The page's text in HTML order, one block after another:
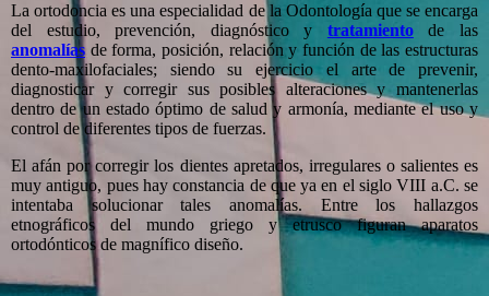
La ortodoncia es una especialidad de la Odontología que se encarga
del estudio, prevención, diagnóstico y tratamientode las
anomalías de forma, posición, relación y función de las estructuras
dento-maxilofaciales; siendo su ejercicio el arte de prevenir,
diagnosticar y corregir sus posibles alteraciones y mantenerlas
dentro de un estado óptimo de salud y armonía, mediante el uso y
control de diferentes tipos de fuerzas.
El afán por corregir los dientes apretados, irregulares o salientes es
muy antiguo, pues hay constancia de que ya en el siglo VIII a.C. se
intentaba solucionar tales anomalías. Entre los hallazgos
etnográficos del mundo griego y etrusco figuran aparatos
ortodónticos de magnífico diseño.